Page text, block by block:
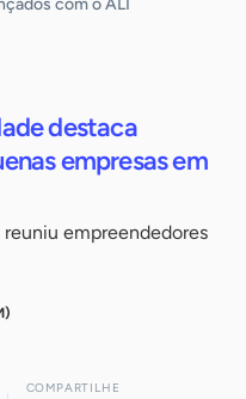
com o ALI
destaca
empresas em
empreendedores
COMPARTILHE